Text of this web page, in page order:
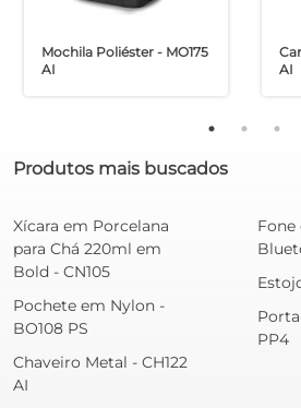
Mochila Poliéster - MO175
AI
AI
Produtos mais buscados
Xícara em Porcelana
para Chá 220ml em
Bold - CN105
Pochete em Nylon -
BO108 PS
Chaveiro Metal - CH122
AI
Fone
PP4